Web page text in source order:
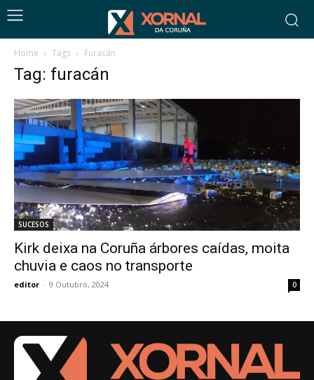
Home Tags Furacán
Tag: furacán
SUCESOS
Kirk deixa na Coruña árbores caídas, moita
chuvia e caos no transporte
editor - 9 Outubro, 2024 0